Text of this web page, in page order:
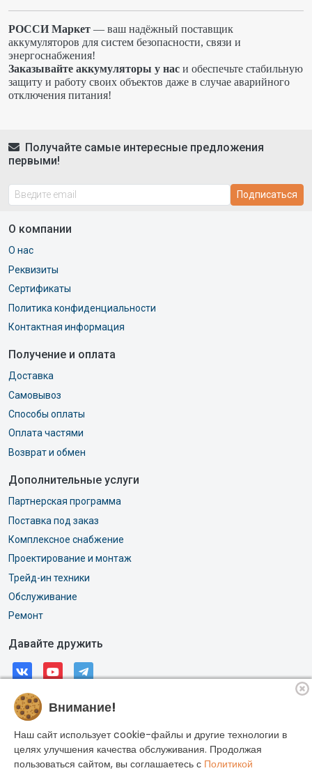
РОССИ Маркет — ваш надёжный поставщик
аккумуляторов для систем безопасности, связи и
энергоснабжения!
Заказывайте аккумуляторы у нас и обеспечьте стабильную
защиту и работу своих объектов даже в случае аварийного
отключения питания!
Получайте самые интересные предложения
первыми!
Подписаться
О компании
О нас
Реквизиты
Сертификаты
Политика конфиденциальности
Контактная информация
Получение и оплата
Доставка
Самовывоз
Способы оплаты
Оплата частями
Возврат и обмен
Дополнительные услуги
Партнерская программа
Поставка под заказ
Комплексное снабжение
Проектирование и монтаж
Трейд-ин техники
Обслуживание
Ремонт
Давайте дружить
© 2026, АО «РОССИ». Все права защищены.
Адрес: г. Москва, Горлов тупик, дом 11А
ИНН: 7704033887
ОГРН: 1027700573922
Внимание!
Наш сайт использует cookie-файлы и другие технологии в
целях улучшения качества обслуживания. Продолжая
пользоваться сайтом, вы соглашаетесь с Политикой